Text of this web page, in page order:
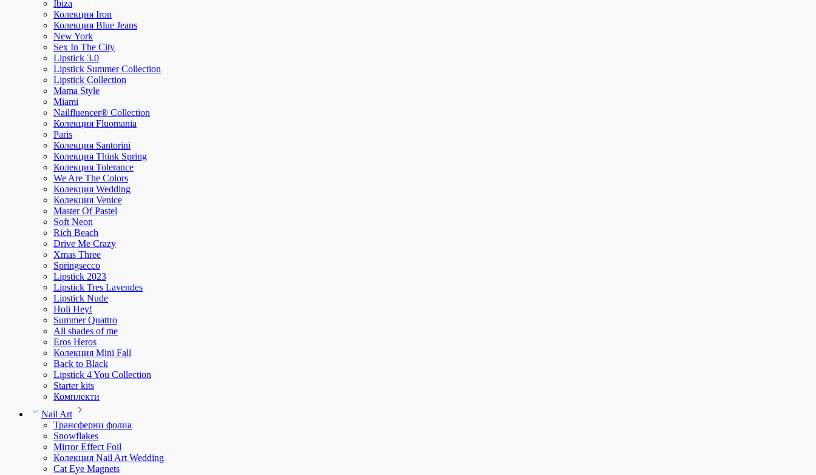
Ibiza
Колекция Iron
Колекция Blue Jeans
New York
Sex In The City
Lipstick 3.0
Lipstick Summer Collection
Lipstick Collection
Mama Style
Miami
Nailfluencer® Collection
Колекция Fluomania
Paris
Колекция Santorini
Колекция Think Spring
Колекция Tolerance
We Are The Colors
Колекция Wedding
Колекция Venice
Master Of Pastel
Soft Neon
Rich Beach
Drive Me Crazy
Xmas Three
Springsecco
Lipstick 2023
Lipstick Tres Lavendes
Lipstick Nude
Holi Hey!
Summer Quattro
All shades of me
Eros Heros
Колекция Mini Fall
Back to Black
Lipstick 4 You Collection
Starter kits
Комплекти
Nail Art
Трансферни фолиа
Snowflakes
Mirror Effect Foil
Колекция Nail Art Wedding
Cat Eye Magnets